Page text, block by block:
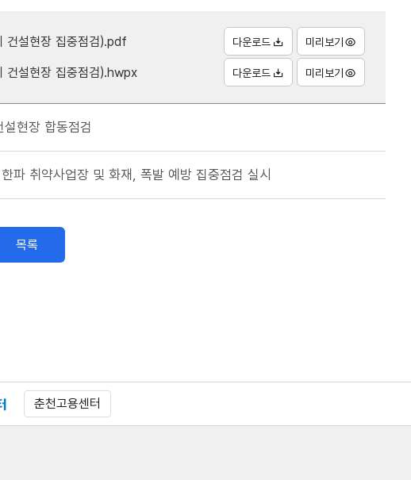
건설현장 집중점검).pdf 다운로드 미리보기
건설현장 집중점검).hwpx 다운로드 미리보기
현장 합동점검
파 취약사업장 및 화재, 폭발 예방 집중점검 실시
목록
춘천고용센터